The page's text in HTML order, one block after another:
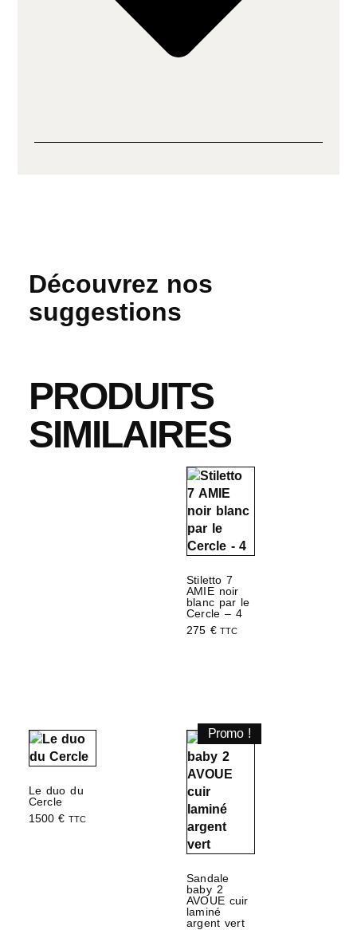
Découvrez nos
suggestions
PRODUITS
SIMILAIRES
Stiletto 7
AMIE noir
blanc par le
Cercle – 4
275 €TTC
Le duo du
Cercle
1500€ TTC
Promo !
Sandale
baby 2
AVOUE cuir
laminé
argent vert